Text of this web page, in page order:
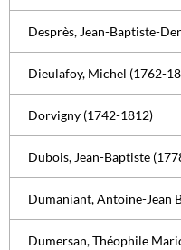
Desprès, Jean-Baptiste-
Dieulafoy, Michel (1762-
Dorvigny (1742-1812)
Dubois, Jean-Baptiste
Dumaniant, Antoine-Jean
Dumersan, Théophile